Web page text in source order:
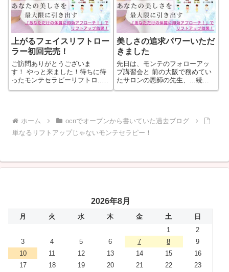
上がるフェイスリフトロー
ラー初回完売！
ご訪問ありがとうございま
す！ やっと来ました！待ちに待
ったモンテセラピーリフトロ...
続きをもっと見る
美しさの追求パワーいただ
きました
先日は、モンテのフォローアッ
プ講習会と 前の大阪で務めてい
たサロンの恩師の先生、...続き
をもっと見る
ホーム
ocnでオープンから書いていた過去ブログ
単なるリフトアップじゃないモンテセラピー！
2026年8月
月 火 水 木 金 土
日
1
2
3
4 5 6 7 8
9
10
11 12 13 14 15
16
17
18 19 20 21 22
23